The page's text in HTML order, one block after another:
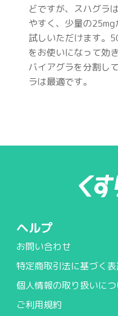
どですが、スハグラ
やすく、少量の
試しいただけます。
をお使いになって効
バイアグラを分割し
ラは最適です。
ヘルプ
お問い合わせ
特定商取引法に基づく
個人情報の取り扱いに
ご利用規約